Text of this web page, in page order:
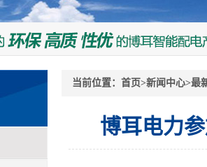
当前位置： 首页>新闻中心>最
博耳电力